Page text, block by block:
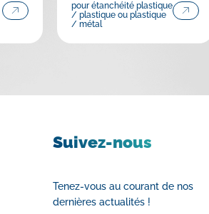
pour étanchéité plastique
/ plastique ou plastique
/ métal
Suivez-nous
Tenez-vous au courant de nos
dernières actualités !